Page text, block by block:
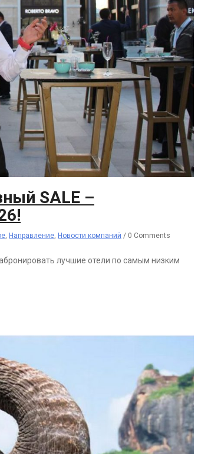
SALE –
Направление Новости компаний / 0 Comments
лучшие отели по самым низким